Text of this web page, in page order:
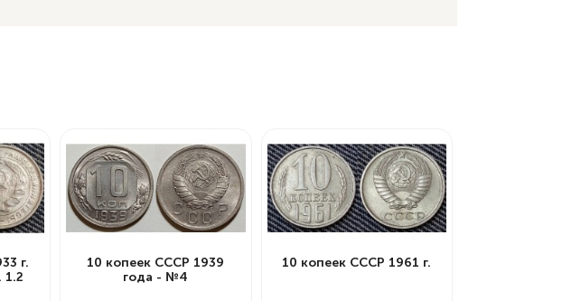
г.
10 копеек СССР 1939
года - №4
10 копеек СССР 1961 г.